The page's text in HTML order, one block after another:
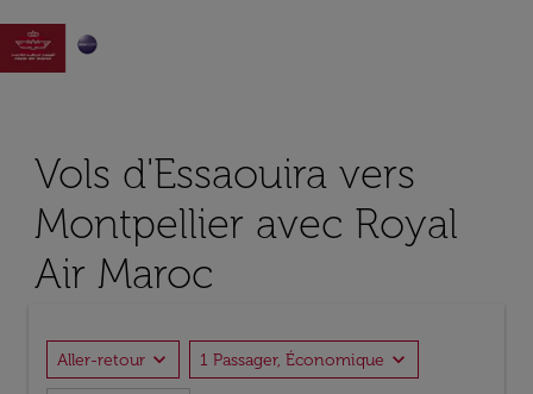

Vols d'Essaouira vers
Montpellier avec Royal
Air Maroc
Aller-retour expand_more 1 Passager, Économique expand_more